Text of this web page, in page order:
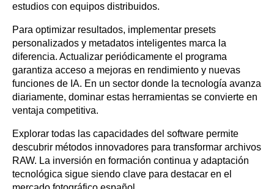
estudios con equipos distribuidos.
Para optimizar resultados, implementar presets
personalizados y metadatos inteligentes marca la
diferencia. Actualizar periódicamente el programa
garantiza acceso a mejoras en rendimiento y nuevas
funciones de IA. En un sector donde la tecnología avanza
diariamente, dominar estas herramientas se convierte en
ventaja competitiva.
Explorar todas las capacidades del software permite
descubrir métodos innovadores para transformar archivos
RAW. La inversión en formación continua y adaptación
tecnológica sigue siendo clave para destacar en el